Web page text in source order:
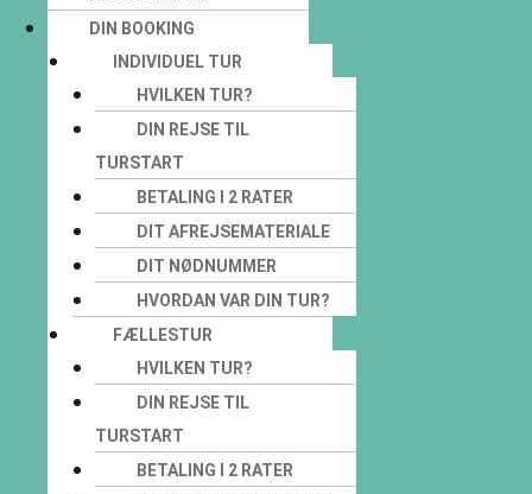
DIN BOOKING
INDIVIDUEL TUR
HVILKEN TUR?
DIN REJSE TIL
TURSTART
BETALING I 2 RATER
DIT AFREJSEMATERIALE
DIT NØDNUMMER
HVORDAN VAR DIN TUR?
FÆLLESTUR
HVILKEN TUR?
DIN REJSE TIL
TURSTART
BETALING I 2 RATER